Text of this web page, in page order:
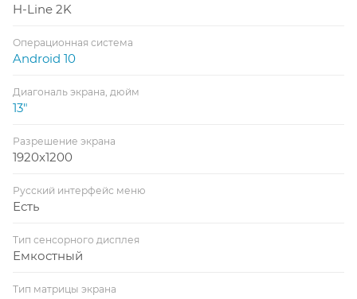
H-Line 2K
Операционная система
Android 10
Диагональ экрана, дюйм
13"
Разрешение экрана
1920x1200
Русский интерфейс меню
Есть
Тип сенсорного дисплея
Емкостный
Тип матрицы экрана